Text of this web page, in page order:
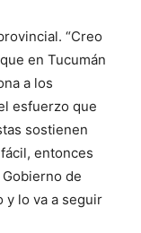
“Creo
en Tucumán
a los
esfuerzo que
sostienen
entonces
de
y lo va a seguir